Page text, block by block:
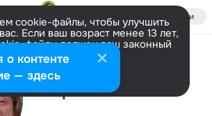
Войти
cookie-файлы, чтобы улучшить
Если ваш возраст менее 13 лет,
файлы должен ваш законный
Больше информации
Настроить
Исполнитель
Stephan Wünsch
контенте
— здесь